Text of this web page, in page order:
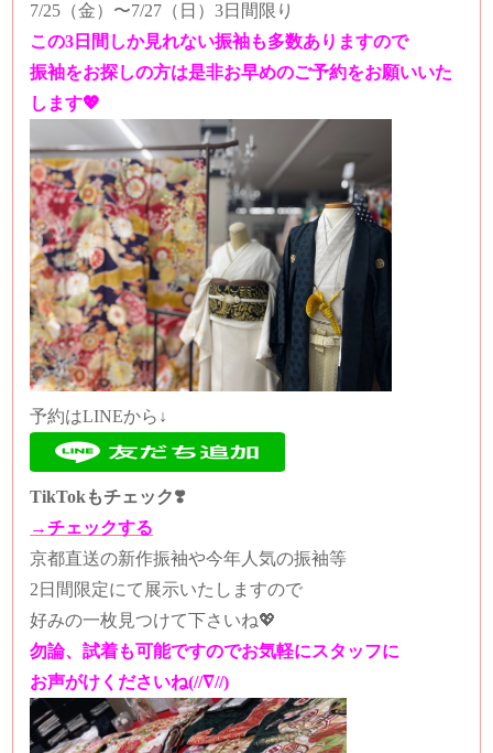
7/25（金）〜7/27（日）3日間限り
この3日間しか見れない振袖も多数ありますので
振袖をお探しの方は是非お早めのご予約をお願いいた
します💖
予約はLINEから↓
TikTokもチェック❣️
→チェックする
京都直送の新作振袖や今年人気の振袖等
2日間限定にて展示いたしますので
好みの一枚見つけて下さいね💖
勿論、試着も可能ですのでお気軽にスタッフに
お声がけくださいね(//∇//)